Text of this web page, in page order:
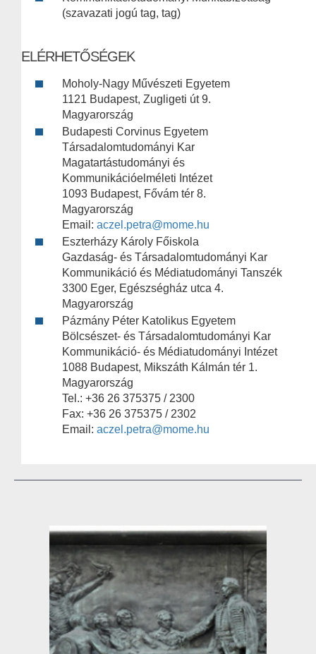
(szavazati jogú tag, tag)
ELÉRHETŐSÉGEK
Moholy-Nagy Művészeti Egyetem
1121 Budapest, Zugligeti út 9.
Magyarország
Budapesti Corvinus Egyetem
Társadalomtudományi Kar
Magatartástudományi és
Kommunikációelméleti Intézet
1093 Budapest, Fővám tér 8.
Magyarország
Email: aczel.petra@mome.hu
Eszterházy Károly Főiskola
Gazdaság- és Társadalomtudományi Kar
Kommunikáció és Médiatudományi Tanszék
3300 Eger, Egészségház utca 4.
Magyarország
Pázmány Péter Katolikus Egyetem
Bölcsészet- és Társadalomtudományi Kar
Kommunikáció- és Médiatudományi Intézet
1088 Budapest, Mikszáth Kálmán tér 1.
Magyarország
Tel.: +36 26 375375 / 2300
Fax: +36 26 375375 / 2302
Email: aczel.petra@mome.hu